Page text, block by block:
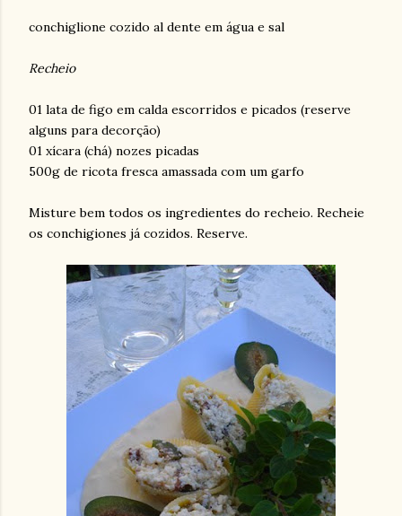
conchiglione cozido al dente em água e sal
Recheio
01 lata de figo em calda escorridos e picados (reserve
alguns para decorção)
01 xícara (chá) nozes picadas
500g de ricota fresca amassada com um garfo
Misture bem todos os ingredientes do recheio. Recheie
os conchigiones já cozidos. Reserve.